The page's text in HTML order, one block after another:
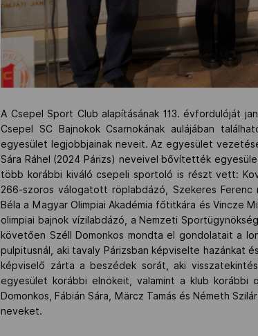
A Csepel Sport Club alapításának 113. évfordulóját
Csepel SC Bajnokok Csarnokának aulájában
egyesület legjobbjainak neveit. Az egyesület
Sára Ráhel (2024 Párizs) neveivel bővítették
több korábbi kiváló csepeli sportoló is részt vett:
266-szoros válogatott röplabdázó, Szekeres
Béla a Magyar Olimpiai Akadémia főtitkára és Vincze
olimpiai bajnok vízilabdázó, a Nemzeti
követően Széll Domonkos mondta el gondolatait a
pulpitusnál, aki tavaly Párizsban képviselte hazánkat
képviselő zárta a beszédek sorát, aki
egyesület korábbi elnökeit, valamint a klub korábbi
Domonkos, Fábián Sára, Märcz Tamás és Németh
neveket.